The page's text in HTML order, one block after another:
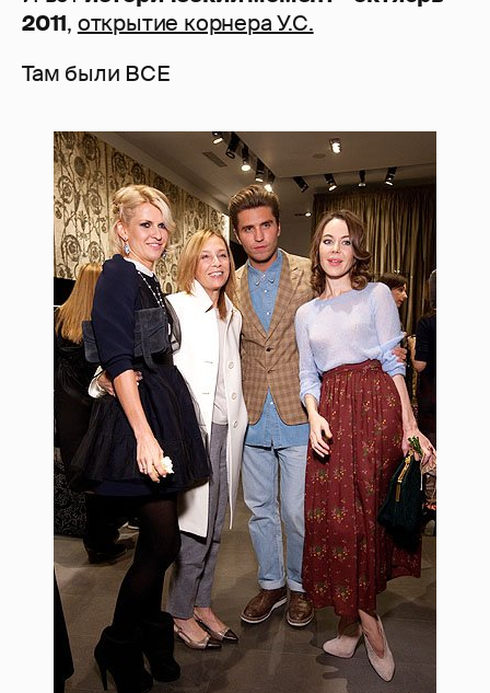
2011, открытие корнера У.С.
Там были ВСЕ